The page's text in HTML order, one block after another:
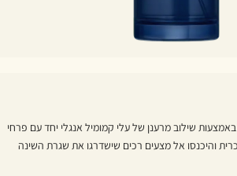
שילוב מרענן של עלי קמומיל אנגלי יחד עם פרחי
והיכנסו אל מצעים רכים שישדרגו את שגרת השינה